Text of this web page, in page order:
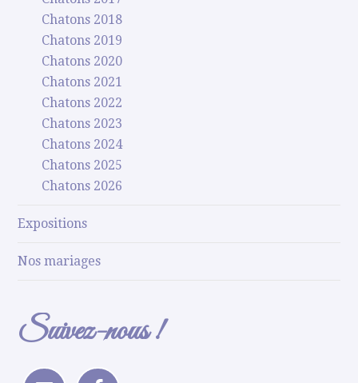
Chatons 2018
Chatons 2019
Chatons 2020
Chatons 2021
Chatons 2022
Chatons 2023
Chatons 2024
Chatons 2025
Chatons 2026
Expositions
Nos mariages
Suivez-nous !